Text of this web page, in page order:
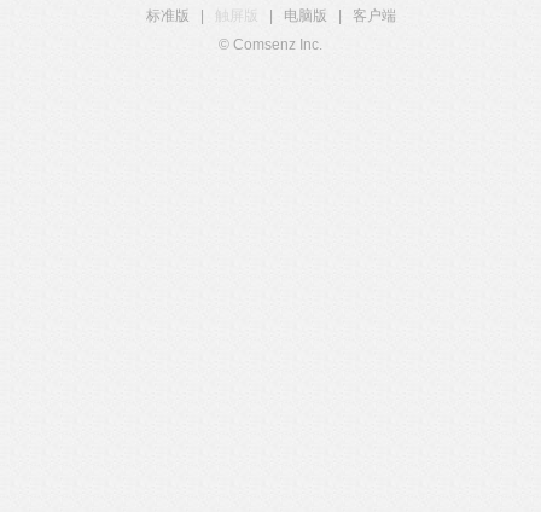
标准版
触屏版 电脑版
客户端
© Comsenz Inc.